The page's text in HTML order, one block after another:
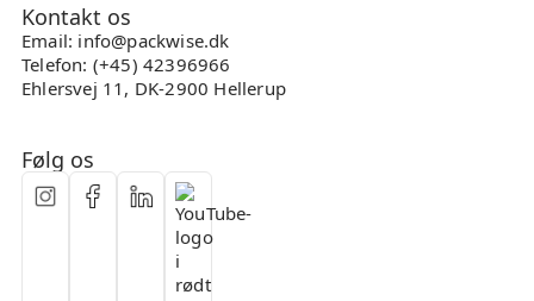
Kontakt os
Email: info@packwise.dk
Telefon: (+45) 42396966
Ehlersvej 11, DK-2900 Hellerup
Følg os